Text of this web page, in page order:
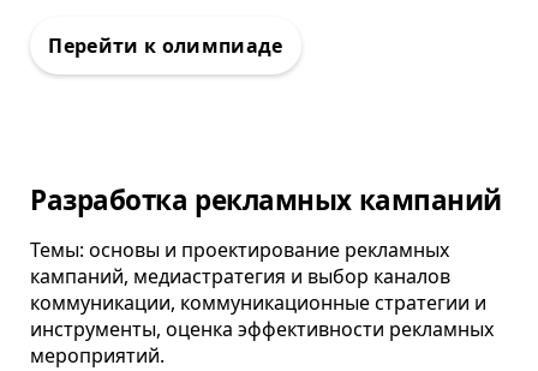
Олимпиада
Разработка рекламных кампаний
Темы: основы и проектирование рекламных
кампаний, медиастратегия и выбор каналов
коммуникации, коммуникационные стратегии и
инструменты, оценка эффективности рекламных
мероприятий.